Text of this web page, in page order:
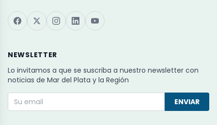
NEWSLETTER
Lo invitamos a que se suscriba a nuestro newsletter con
noticias de Mar del Plata y la Región
ENVIAR